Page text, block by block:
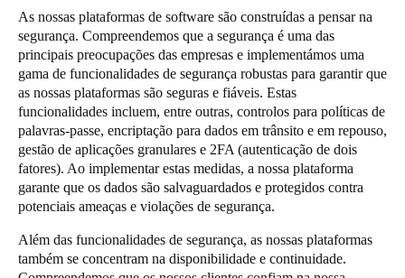
France
Français
Netherlands
NederlandsEnglish
Belgium
FrançaisNederlandsEnglish
Español
As nossas plataformas de software são construídas a pensar na
segurança. Compreendemos que a segurança é uma das
principais preocupações das empresas e implementámos uma
gama de funcionalidades de segurança robustas para garantir que
as nossas plataformas são seguras e fiáveis. Estas
funcionalidades incluem, entre outras, controlos para políticas de
palavras-passe, encriptação para dados em trânsito e em repouso,
gestão de aplicações granulares e 2FA (autenticação de dois
fatores). Ao implementar estas medidas, a nossa plataforma
garante que os dados são salvaguardados e protegidos contra
potenciais ameaças e violações de segurança.
Além das funcionalidades de segurança, as nossas plataformas
também se concentram na disponibilidade e continuidade.